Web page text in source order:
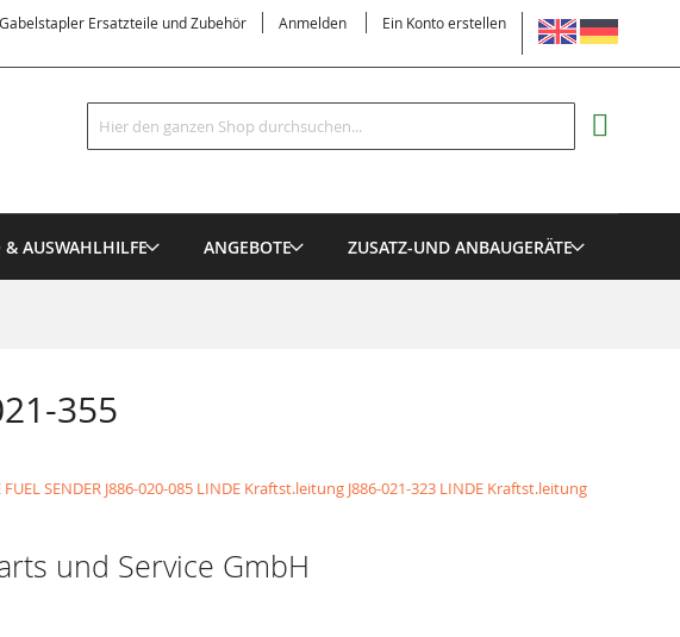
SPRACHE
Ersatzteile und Zubehör Anmelden Ein Konto erstellen
Suche
Suche
& AUSWAHLHILFE ANGEBOTE ZUSATZ-UND ANBAUGERÄTE
355
SENDER J886-020-085 LINDE Kraftst.leitung J886-021-323 LINDE Kraftst.leitung
und Service GmbH